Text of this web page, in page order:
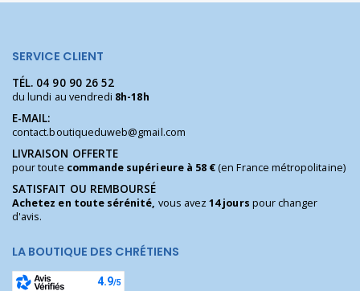
SERVICE CLIENT
TÉL. 04 90 90 26 52
du lundi au vendredi 8h-18h
E-MAIL:
contact.boutiqueduweb@gmail.com
LIVRAISON OFFERTE
pour toute commande supérieure à 58 €(en France métropolitaine)
SATISFAIT OU REMBOURSÉ
Achetez en toute sérénité, vous avez14 jours pour changer
d'avis.
LA BOUTIQUE DES CHRÉTIENS